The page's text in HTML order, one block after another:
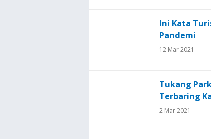
Ini Kata
Pandemi
12 Mar 2021
Tukang
Terbaring
2 Mar 2021